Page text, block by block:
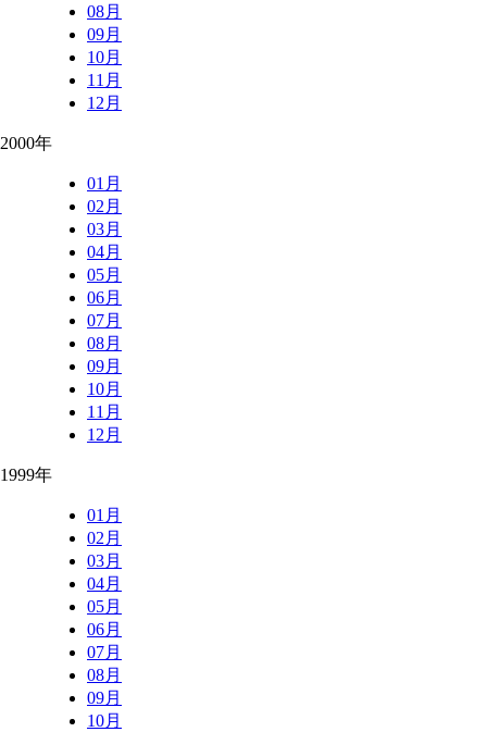
08月
09月
10月
11月
12月
2000年
01月
02月
03月
04月
05月
06月
07月
08月
09月
10月
11月
12月
1999年
01月
02月
03月
04月
05月
06月
07月
08月
09月
10月